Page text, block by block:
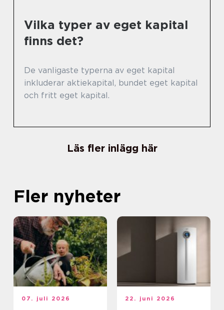
Vilka typer av eget kapital
finns det?
De vanligaste typerna av eget kapital
inkluderar aktiekapital, bundet eget kapital
och fritt eget kapital.
Läs fler inlägg här
Fler nyheter
07. juli 2026 22. juni 2026